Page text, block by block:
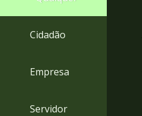
rodapé
Cidadão
Empresa
Servidor